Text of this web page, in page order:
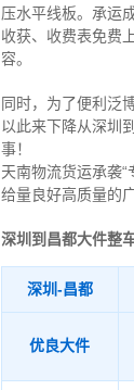
压水平线板。承运
收获、收费表免费
容。
同时，为了便利泛
以此来下降从深圳
事！
天南物流货运承袭
给量良好高质量的
深圳到昌都大件整
深圳-昌都
优良大件